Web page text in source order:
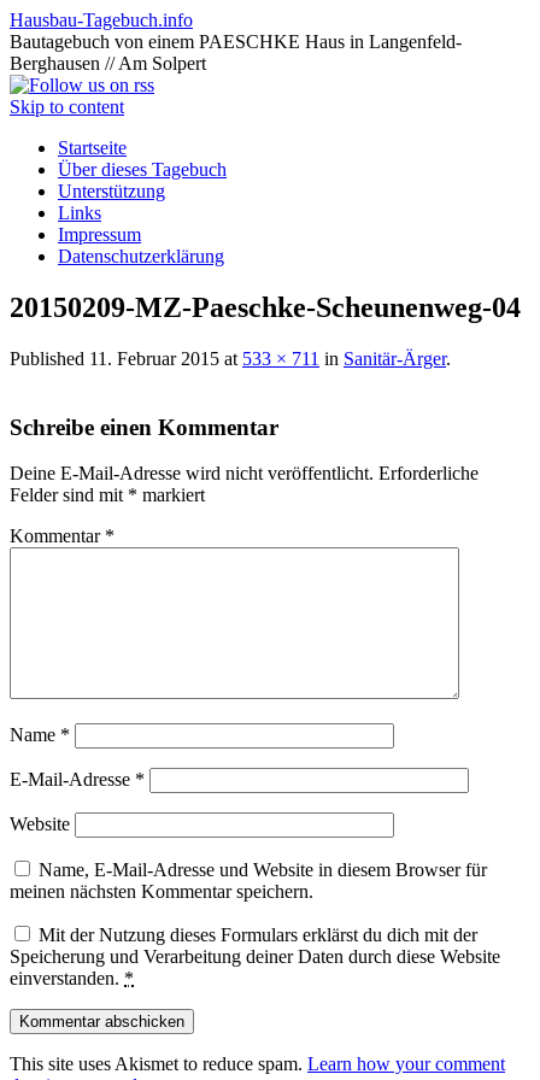
Hausbau-Tagebuch.info
Bautagebuch von einem PAESCHKE Haus in Langenfeld-
Berghausen // Am Solpert
Skip to content
Startseite
Über dieses Tagebuch
Unterstützung
Links
Impressum
Datenschutzerklärung
20150209-MZ-Paeschke-Scheunenweg-04
Published 11. Februar 2015 at 533 × 711 in Sanitär-Ärger.
Schreibe einen Kommentar
Deine E-Mail-Adresse wird nicht veröffentlicht. Erforderliche
Felder sind mit * markiert
Kommentar *
Name *
E-Mail-Adresse *
Website
Name, E-Mail-Adresse und Website in diesem Browser für
meinen nächsten Kommentar speichern.
Mit der Nutzung dieses Formulars erklärst du dich mit der
Speicherung und Verarbeitung deiner Daten durch diese Website
einverstanden. *
This site uses Akismet to reduce spam. Learn how your comment